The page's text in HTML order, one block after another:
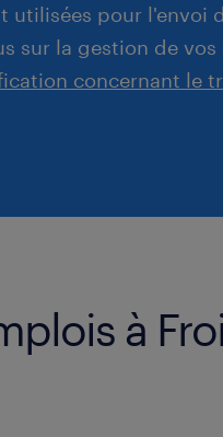
utilisées pour l'envoi
sur la gestion de vos
concernant le
à